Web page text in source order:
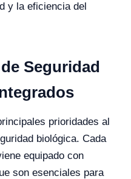
y la eficiencia del
Seguridad
prioridades al
biológica. Cada
equipado con
son esenciales para